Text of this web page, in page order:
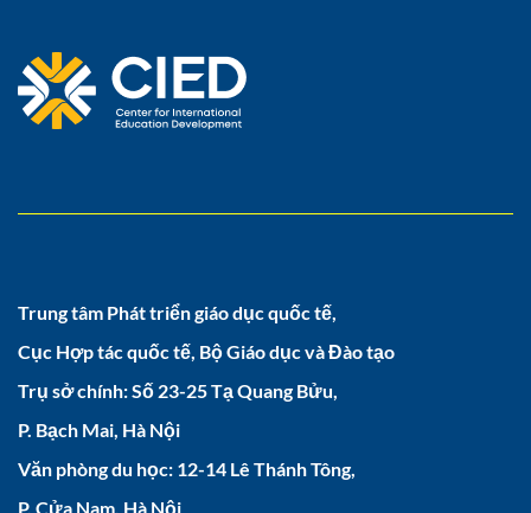
Trung tâm Phát triển giáo dục quốc tế,
Cục Hợp tác quốc tế, Bộ Giáo dục và Đào tạo
Trụ sở chính: Số 23-25 Tạ Quang Bửu,
P. Bạch Mai, Hà Nội
Văn phòng du học: 12-14 Lê Thánh Tông,
P. Cửa Nam, Hà Nội